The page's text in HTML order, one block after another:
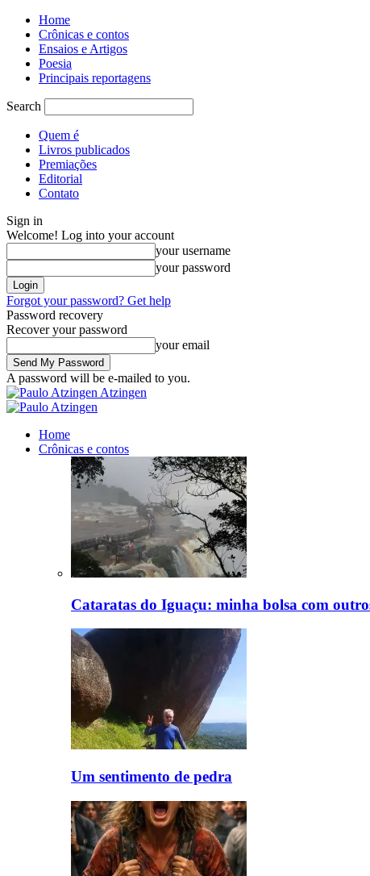
Home
Crônicas e contos
Ensaios e Artigos
Poesia
Principais reportagens
Search
Quem é
Livros publicados
Premiações
Editorial
Contato
Sign in
Welcome! Log into your account
your username
your password
Forgot your password? Get help
Password recovery
Recover your password
your email
A password will be e-mailed to you.
Atzingen
Home
Crônicas e contos
Cataratas do Iguaçu: minha bolsa com
Um sentimento de pedra